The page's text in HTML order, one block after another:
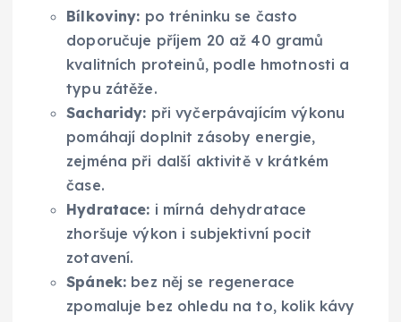
Bílkoviny: po tréninku se často
doporučuje příjem 20 až 40 gramů
kvalitních proteinů, podle hmotnosti a
typu zátěže.
Sacharidy: při vyčerpávajícím výkonu
pomáhají doplnit zásoby energie,
zejména při další aktivitě v krátkém
čase.
Hydratace: i mírná dehydratace
zhoršuje výkon i subjektivní pocit
zotavení.
Spánek: bez něj se regenerace
zpomaluje bez ohledu na to, kolik kávy